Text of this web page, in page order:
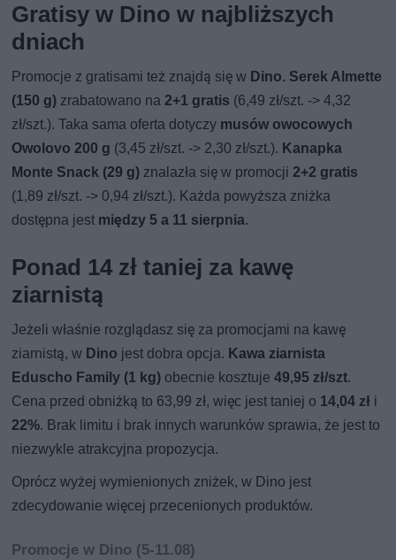
Gratisy w Dino w najbliższych
dniach
Promocje z gratisami też znajdą się w Dino. Serek Almette
(150 g) zrabatowano na2+1 gratis (6,49 zł/szt. -> 4,32
zł/szt.). Taka sama oferta dotyczy musów owocowych
Owolovo 200 g (3,45 zł/szt. -> 2,30 zł/szt.). Kanapka
Monte Snack (29 g) znalazła się w promocji2+2 gratis
(1,89 zł/szt. -> 0,94 zł/szt.). Każda powyższa zniżka
dostępna jest między 5 a 11 sierpnia.
Ponad 14 zł taniej za kawę
ziarnistą
Jeżeli właśnie rozglądasz się za promocjami na kawę
ziarnistą, w Dino jest dobra opcja. Kawa ziarnista
Eduscho Family (1 kg) obecnie kosztuje49,95 zł/szt.
Cena przed obniżką to 63,99 zł, więc jest taniej o 14,04 zł i
22%. Brak limitu i brak innych warunków sprawia, że jest to
niezwykle atrakcyjna propozycja.
Oprócz wyżej wymienionych zniżek, w Dino jest
zdecydowanie więcej przecenionych produktów.
Promocje w Dino (5-11.08)